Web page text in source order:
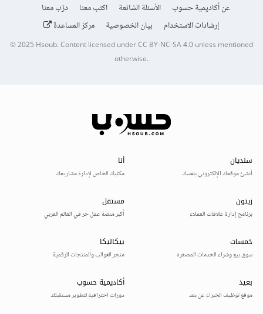
عن أكاديمية حسوب الأسئلة الشائعة اكتب معنا
درّب معنا
إرشادات الاستخدام
بيان الخصوصية مركز المساعدة
© 2025 Hsoub.Content licensed underCC BY-NC-SA 4.0unless mentioned
otherwise.